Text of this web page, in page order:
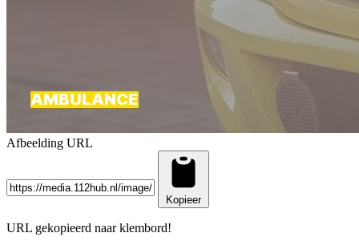
Afbeelding URL
Kopieer
URL gekopieerd naar klembord!